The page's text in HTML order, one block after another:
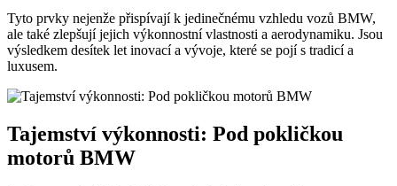
Tyto prvky nejenže přispívají k jedinečnému vzhledu vozů BMW,
ale také zlepšují jejich výkonnostní vlastnosti a aerodynamiku. Jsou
výsledkem desítek let inovací a vývoje, které se pojí s tradicí a
luxusem.
Tajemství výkonnosti: Pod pokličkou
motorů BMW